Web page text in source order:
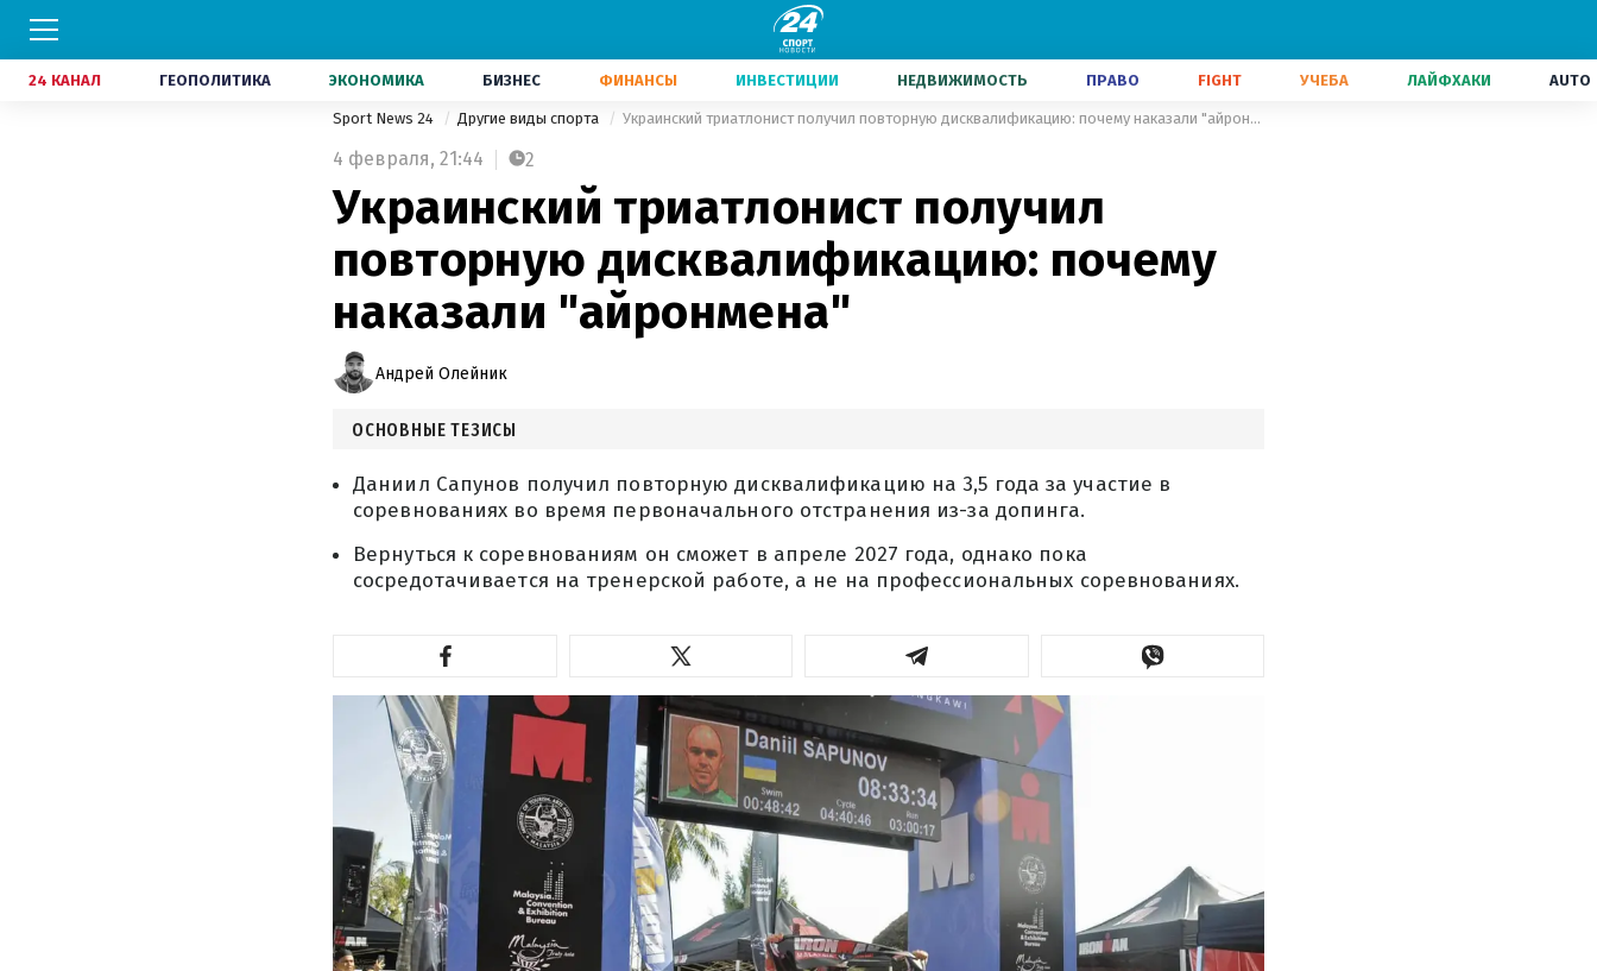
24 КАНАЛ ГЕОПОЛИТИКА ЭКОНОМИКА БИЗНЕС ФИНАНСЫ ИНВЕСТИЦИИ НЕДВИЖИМОСТЬ ПРАВО FIGHT УЧЕБА ЛАЙФХАКИ AUTO
Sport News 24 Другие виды спорта Украинский триатлонист получил повторную дисквалификацию: почему наказали "айронмена"
4 февраля, 21:44 2
Украинский триатлонист получил
повторную дисквалификацию: почему
наказали "айронмена"
Андрей Олейник
ОСНОВНЫЕ ТЕЗИСЫ
Даниил Сапунов получил повторную дисквалификацию на 3,5 года за участие в
соревнованиях во время первоначального отстранения из-за допинга.
Вернуться к соревнованиям он сможет в апреле 2027 года, однако пока
сосредотачивается на тренерской работе, а не на профессиональных соревнованиях.